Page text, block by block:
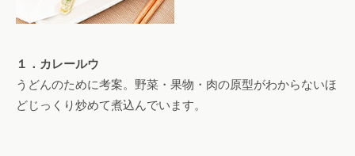
１．カレールウ
うどんのために考案。野菜・果物・肉の原型がわからないほ
どじっくり炒めて煮込んでいます。